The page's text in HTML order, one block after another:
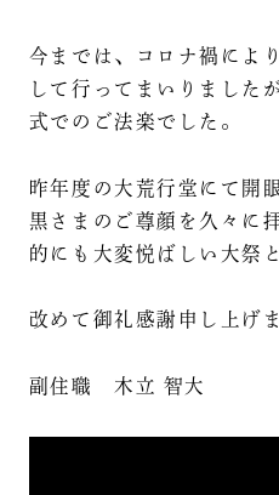
今までは、コロナ禍によ
して行ってまいりました
式でのご法楽でした。
昨年度の大荒行堂にて開
黒さまのご尊顔を久々に
的にも大変悦ばしい大祭
改めて御礼感謝申し上げ
副住職 木立 智大